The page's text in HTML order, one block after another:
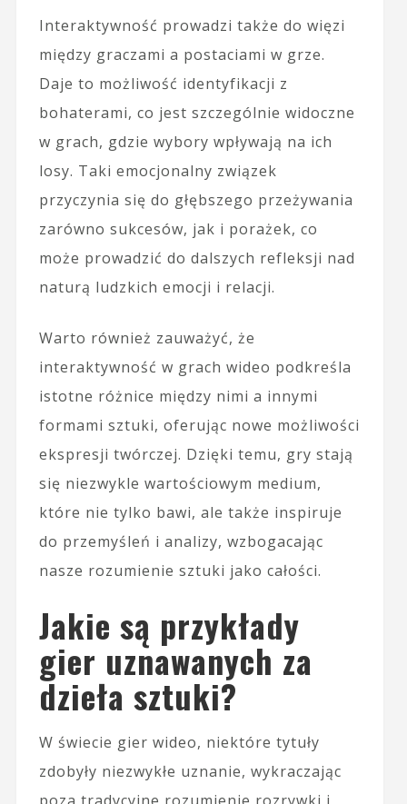
Interaktywność prowadzi także do więzi
między graczami a postaciami w grze.
Daje to możliwość identyfikacji z
bohaterami, co jest szczególnie widoczne
w grach, gdzie wybory wpływają na ich
losy. Taki emocjonalny związek
przyczynia się do głębszego przeżywania
zarówno sukcesów, jak i porażek, co
może prowadzić do dalszych refleksji nad
naturą ludzkich emocji i relacji.
Warto również zauważyć, że
interaktywność w grach wideo podkreśla
istotne różnice między nimi a innymi
formami sztuki, oferując nowe możliwości
ekspresji twórczej. Dzięki temu, gry stają
się niezwykle wartościowym medium,
które nie tylko bawi, ale także inspiruje
do przemyśleń i analizy, wzbogacając
nasze rozumienie sztuki jako całości.
Jakie są przykłady
gier uznawanych za
dzieła sztuki?
W świecie gier wideo, niektóre tytuły
zdobyły niezwykłe uznanie, wykraczając